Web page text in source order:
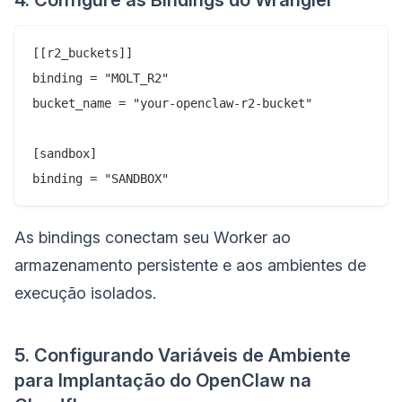
[[r2_buckets]]
binding = "MOLT_R2"
bucket_name = "your-openclaw-r2-bucket"
[sandbox]
binding = "SANDBOX"
As bindings conectam seu Worker ao
armazenamento persistente e aos ambientes de
execução isolados.
5. Configurando Variáveis de Ambiente
para Implantação do OpenClaw na